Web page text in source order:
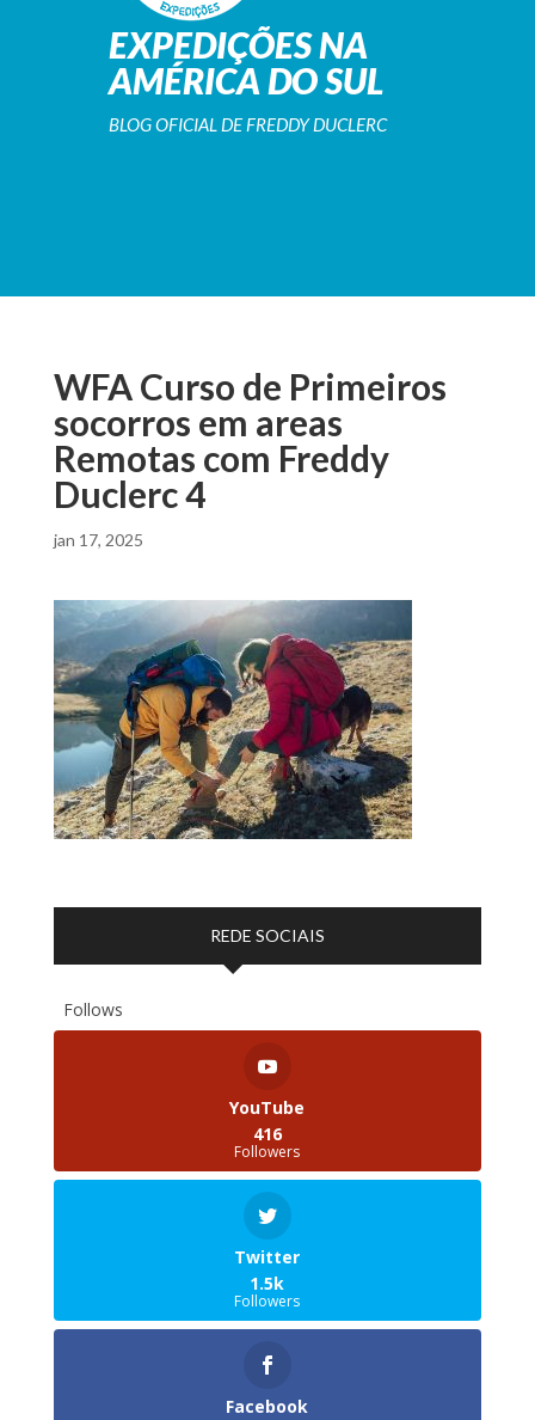
EXPEDIÇÕES NA
AMÉRICA DO SUL
BLOG OFICIAL DE FREDDY DUCLERC
WFA Curso de Primeiros
socorros em areas
Remotas com Freddy
Duclerc 4
jan 17, 2025
REDE SOCIAIS
Follows
YouTube
416
Followers
Twitter
1.5k
Followers
Facebook